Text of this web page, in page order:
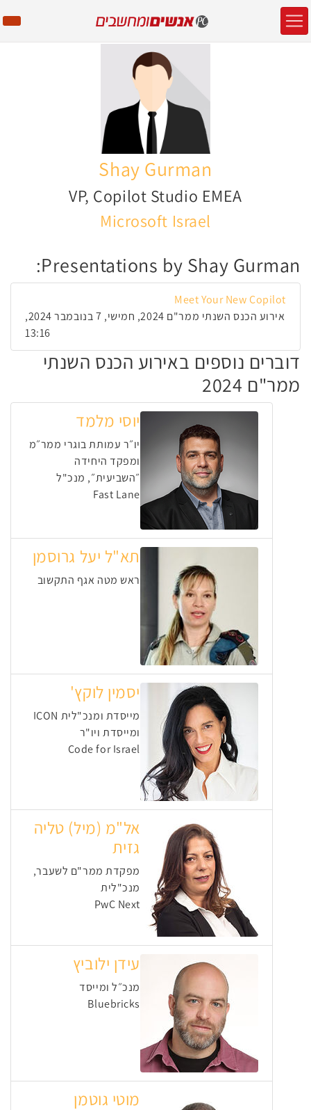
Shay Gurman
VP, Copilot Studio EMEA
Microsoft Israel
Presentations by Shay Gurman:
Meet Your New Copilot
אירוע הכנס השנתי ממר"ם 2024, חמישי, 7 בנובמבר 2024,
13:16
דוברים נוספים באירוע הכנס השנתי
ממר"ם 2024
יוסי מלמד
יו״ר עמותת בוגרי ממר״מ
ומפקד היחידה
״השביעית״, מנכ"ל
Fast Lane
תא"ל יעל גרוסמן
ראש מטה אגף התקשוב
יסמין לוקץ'
מייסדת ומנכ"לית ICON
ומייסדת ויו"ר
Code for Israel
אל"מ (מיל) טליה
גזית
מפקדת ממר"ם לשעבר,
מנכ"לית
PwC Next
עידן ילוביץ
מנכ״ל ומייסד
Bluebricks
מוטי גוטמן